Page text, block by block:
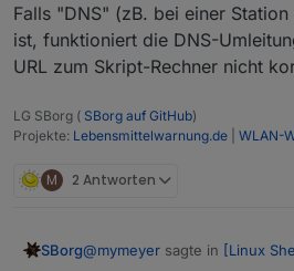
Falls "DNS" (zB. bei einer
ist, funktioniert die DNS-
URL zum Skript-Rechner nicht
LG SBorg ( SBorg auf GitHub)
Projekte: Lebensmittelwarnung.de WLAN-
M 2 Antworten
SBorg@mymeyer sagte in [Linux